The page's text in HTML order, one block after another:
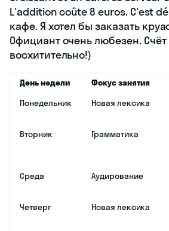
L'addition coûte 8 euros. C'est
кафе. Я хотел бы заказать
Официант очень любезен. Счёт
восхитительно!)
День недели Фокус занятия
Понедельник
Новая лексика
Вторник
Грамматика
Среда
Аудирование
Четверг
Новая лексика